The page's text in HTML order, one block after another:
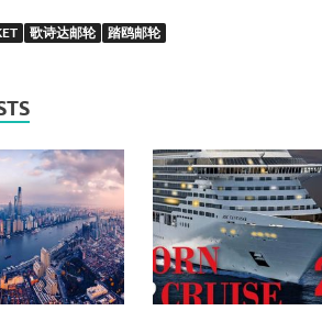
歌诗达邮轮 踏鸥邮轮